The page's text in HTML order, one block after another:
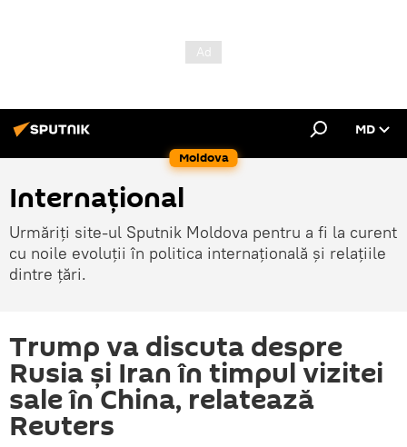
Moldova
MD
Internațional
Urmăriți site-ul Sputnik Moldova pentru a fi la curent
cu noile evoluții în politica internațională și relațiile
dintre țări.
Trump va discuta despre
Rusia și Iran în timpul vizitei
sale în China, relatează
Reuters